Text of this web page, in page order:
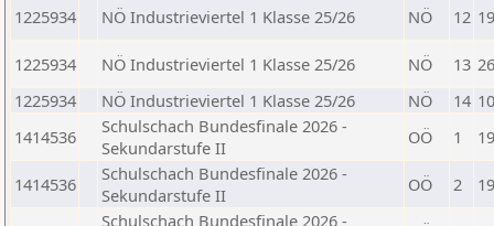
1225934 NÖ Industrieviertel 1 Klasse 25/26 NÖ 12
1225934 NÖ Industrieviertel 1 Klasse 25/26 NÖ 13
1225934
NÖ Industrieviertel 1 Klasse 25/26 NÖ 14
1414536
Schulschach Bundesfinale 2026 -
Sekundarstufe II
OÖ 1
1414536
Schulschach Bundesfinale 2026 -
Sekundarstufe II
OÖ 2
Schulschach Bundesfinale 2026 -